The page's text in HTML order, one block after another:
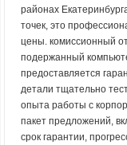
районах
точек, это
цены. комиссионный
подержанный
предоставляется
детали тщательно
опыта работы с
пакет предложений,
срок гарантии,